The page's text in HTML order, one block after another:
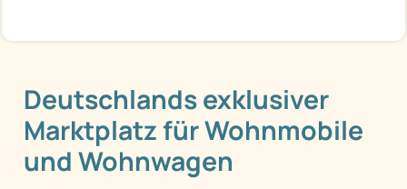
Deutschlands exklusiver
Marktplatz für Wohnmobile
und Wohnwagen